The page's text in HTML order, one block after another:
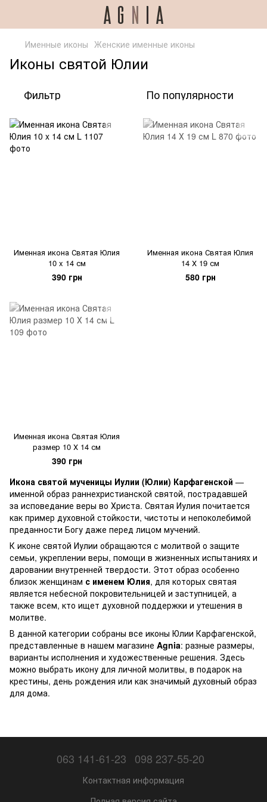
Именные иконы Женские именные иконы
Иконы святой Юлии
Фильтр По популярности
Именная икона Святая Юлия
10 x 14 см
390 грн
Именная икона Святая Юлия
14 Х 19 см
580 грн
Именная икона Святая Юлия
размер 10 Х 14 см
390 грн
Икона святой мученицы Иулии (Юлии) Карфагенской —
именной образ раннехристианской святой, пострадавшей
за исповедание веры во Христа. Святая Иулия почитается
как пример духовной стойкости, чистоты и непоколебимой
преданности Богу даже перед лицом мучений.
К иконе святой Иулии обращаются с молитвой о защите
семьи, укреплении веры, помощи в жизненных испытаниях и
даровании внутренней твердости. Этот образ особенно
близок женщинам с именем Юлия, для которых святая
является небесной покровительницей и заступницей, а
также всем, кто ищет духовной поддержки и утешения в
молитве.
В данной категории собраны все иконы Юлии Карфагенской,
представленные в нашем магазине Agnia: разные размеры,
варианты исполнения и художественные решения. Здесь
можно выбрать икону для личной молитвы, в подарок на
крестины, день рождения или как значимый духовный образ
для дома.
063 141-61-23 098 237-55-20
Контактная информация